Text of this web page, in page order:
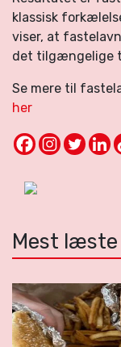
klassisk
viser, at
det tilgængelige
Se mere til
her
Mest læste